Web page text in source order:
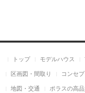
トップ モデルハウス
区画図・間取り コンセプ
地図・交通 ポラスの高